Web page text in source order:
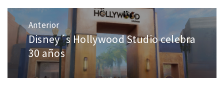
Navegación
de
entradas
Anterior
Entrada
anterior:
Disney´s Hollywood Studio celebra
30 años